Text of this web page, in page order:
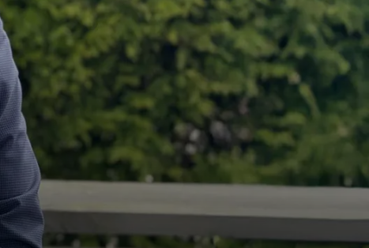
Info om ditt evenemang
Skicka förfrågan
08-250 150